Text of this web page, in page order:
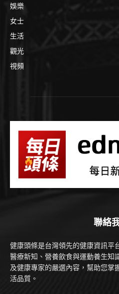
娛樂
女士
生活
觀光
視頻
聯絡
健康頭條是台灣領先的健康資訊平
醫療新知、營養飲食與運動養生知
及健康專家的嚴選內容，幫助您掌
活品質。